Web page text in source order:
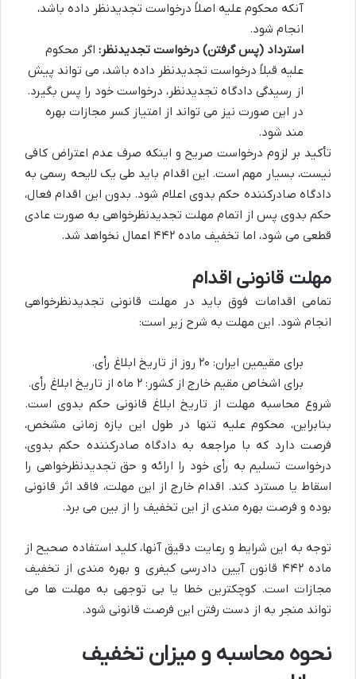
آنکه محکوم علیه اصلاً درخواست تجدیدنظر داده باشد،
انجام شود.
استرداد (پس گرفتن) درخواست تجدیدنظر: اگر محکوم
علیه قبلاً درخواست تجدیدنظر داده باشد، می تواند پیش
از رسیدگی دادگاه تجدیدنظر، درخواست خود را پس بگیرد.
در این صورت نیز می تواند از امتیاز کسر مجازات بهره
مند شود.
تأکید بر لزوم درخواست صریح و اینکه صرف عدم اعتراض کافی
نیست، بسیار مهم است. این اقدام باید طی یک لایحه رسمی به
دادگاه صادرکننده حکم بدوی اعلام شود. بدون این اقدام فعال،
حکم بدوی پس از اتمام مهلت تجدیدنظرخواهی به صورت عادی
قطعی می شود، اما تخفیف ماده ۴۴۲ اعمال نخواهد شد.
مهلت قانونی اقدام
تمامی اقدامات فوق باید در مهلت قانونی تجدیدنظرخواهی
انجام شود. این مهلت به شرح زیر است:
برای مقیمین ایران: ۲۰ روز از تاریخ ابلاغ رأی.
برای اشخاص مقیم خارج از کشور: ۲ ماه از تاریخ ابلاغ رأی.
شروع محاسبه مهلت از تاریخ ابلاغ قانونی حکم بدوی است.
بنابراین، محکوم علیه تنها در طول این بازه زمانی مشخص،
فرصت دارد که با مراجعه به دادگاه صادرکننده حکم بدوی،
درخواست تسلیم به رأی خود را ارائه و حق تجدیدنظرخواهی را
اسقاط یا مسترد کند. اقدام خارج از این مهلت، فاقد اثر قانونی
بوده و فرصت بهره مندی از این تخفیف را از بین می برد.
توجه به این شرایط و رعایت دقیق آنها، کلید استفاده صحیح از
ماده ۴۴۲ قانون آیین دادرسی کیفری و بهره مندی از تخفیف
مجازات است. کوچکترین خطا یا بی توجهی به مهلت ها می
تواند منجر به از دست رفتن این فرصت قانونی شود.
نحوه محاسبه و میزان تخفیف